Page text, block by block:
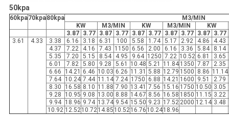
50kpa
60kpa70kpa80kpa
M3/MIN
KW
M3/MIN KW M3/MIN
KW
3.87 3.77 3.87 3.77 3.87 3.77 3.87 3.77 3.87 3.77
3.61
4.33 3.38 6.16 3.18 6.31 100 5.58 1.74 5.17 2.92 4.86
4.43
4.37
7.22 4.16 7.43 1150 6.56 2.00 6.16 3.36 5.84
8.14
5.35
7.20 5.15 8.54 4.95 9.64 1250 7.22 10.52 6.81
3.65
6.01
7.82 5.80 9.28 5.61 10.48 5.21 11.84 1350 7.87
2.35
6.66
14.21 6.46 10.03 6.26 11.31 5.88 12.79 1500 8.86 11.14
7.64 10.24 7.44 11.14 7.24 1750 6.88 14.21 1600 9.51
2.79
8.30
16.58 8.10 11.88 7.90 13.41 7.56 15.16 1750 10.50 3.05
9.28
10.95 9.08 13.00 8.88 14.67 8.56 16.58 1850 11.15 3.22
9.94 18.96 9.74 13.74 9.54 15.50 9.23 17.52 2000 12.14 3.48
10.92 12.5210.7214.85 10.5216.76 10.2418.96